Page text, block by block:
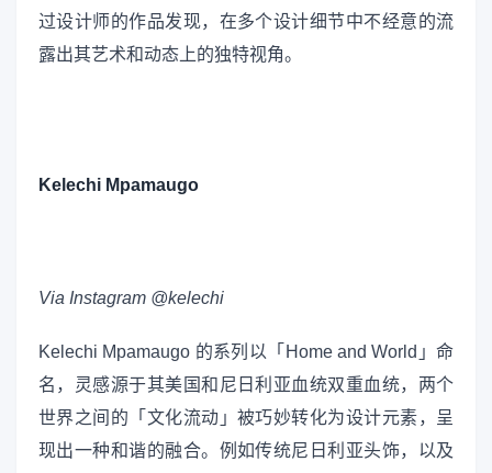
过设计师的作品发现，在多个设计细节中不经意的流
露出其艺术和动态上的独特视角。
Kelechi Mpamaugo
Via Instagram @kelechi
Kelechi Mpamaugo 的系列以「Home and World」命
名，灵感源于其美国和尼日利亚血统双重血统，两个
世界之间的「文化流动」被巧妙转化为设计元素，呈
现出一种和谐的融合。例如传统尼日利亚头饰，以及